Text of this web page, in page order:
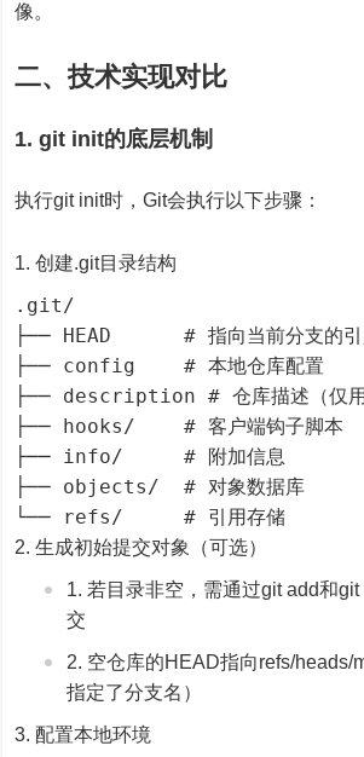
像。
二、技术实现对比
1. git init的底层机制
执行git init时，Git会执行以下步骤：
创建.git目录结构
.git/
├── HEAD      # 指向当前分支的引
├── config    # 本地仓库配置
├── description # 仓库描述（仅用
├── hooks/    # 客户端钩子脚本
├── info/     # 附加信息
├── objects/  # 对象数据库
└── refs/     # 引用存储
生成初始提交对象（可选）
若目录非空，需通过git add和
交
空仓库的HEAD指向refs/heads/
指定了分支名）
配置本地环境